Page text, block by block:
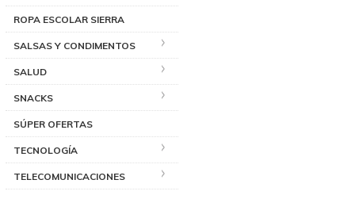
ROPA ESCOLAR SIERRA
SALSAS Y CONDIMENTOS
SALUD
SNACKS
SÚPER OFERTAS
TECNOLOGÍA
TELECOMUNICACIONES